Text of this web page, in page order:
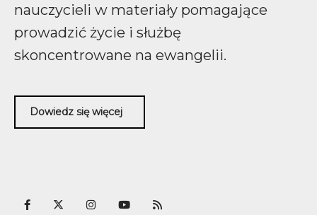
nauczycieli w materiały pomagające
prowadzić życie i służbę
skoncentrowane na ewangelii.
Dowiedz się więcej